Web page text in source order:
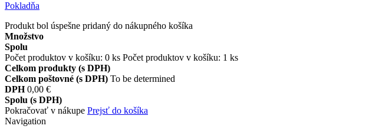
Pokladňa
Produkt bol úspešne pridaný do nákupného košíka
Množstvo
Spolu
Počet produktov v košíku: 0 ks Počet produktov v košíku: 1 ks
Celkom produkty (s DPH)
Celkom poštovné (s DPH) To be determined
DPH 0,00 €
Spolu (s DPH)
Pokračovať v nákupe Prejsť do košíka
Navigation